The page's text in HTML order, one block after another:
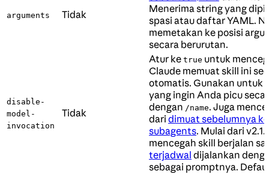
arguments Tidak
Menerima string yang
spasi atau daftar YAML.
memetakan ke posisi
secara berurutan.
disable-
model-
invocation
Tidak
Atur ke true untuk
Claude memuat skill ini
otomatis. Gunakan untuk
yang ingin Anda picu
dengan /name. Juga
dari dimuat sebelumnya
subagents. Mulai dari
mencegah skill berjalan
terjadwal dijalankan
sebagai promptnya.